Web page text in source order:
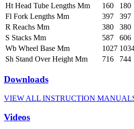
Ht Head Tube Lengths Mm
160 180
Fl Fork Lengths Mm
397 397
R Reachs Mm
380 380
S Stacks Mm
587 606
Wb Wheel Base Mm
1027
Sh Stand Over Height Mm
716 744
Downloads
VIEW ALL INSTRUCTION
Videos